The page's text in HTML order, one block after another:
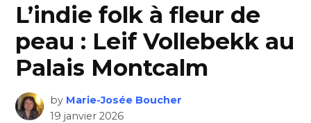
L’indie folk à fleur de
peau : Leif Vollebekk au
Palais Montcalm
by Marie-Josée Boucher
19 janvier 2026